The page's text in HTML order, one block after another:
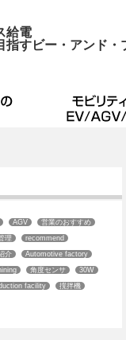
給電
指すビー・アンド・
AGV
営業のおすすめ
理
recommend
介
Automotive factory
角度センサ
30W
facility
撹拌機